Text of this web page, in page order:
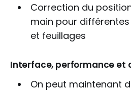
Correction du
main pour
et feuillages
Interface, performance et
On peut maintenant